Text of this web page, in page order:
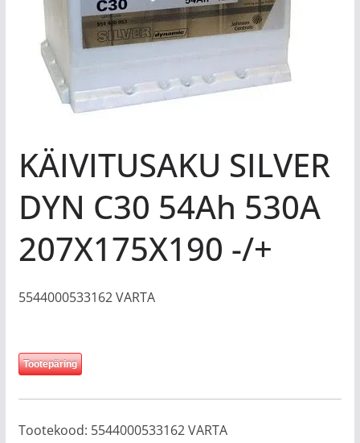
KÄIVITUSAKU SILVER
DYN C30 54Ah 530A
207X175X190 -/+
5544000533162 VARTA
Tootepäring
Tootekood: 5544000533162 VARTA